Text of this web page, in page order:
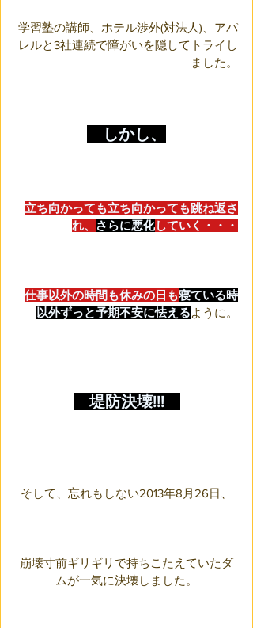
学習塾の講師、ホテル渉外(対法人)、アパ
レルと3社連続で障がいを隠してトライし
ました。
しかし、
立ち向かっても立ち向かっても跳ね返さ
れ、
さらに悪化していく・・・
仕事以外の時間も休みの日も寝ている時
以外ずっと予期不安に怯えるように。
堤防決壊!!!
そして、忘れもしない2013年8月26日、
崩壊寸前ギリギリで持ちこたえていたダ
ムが一気に決壊しました。